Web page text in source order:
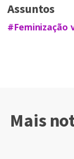
Assuntos
#Feminização
Mais